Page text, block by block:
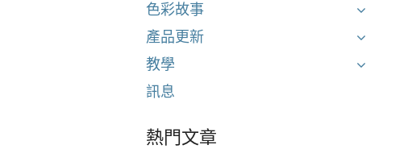
色彩故事
產品更新
教學
訊息
熱門文章